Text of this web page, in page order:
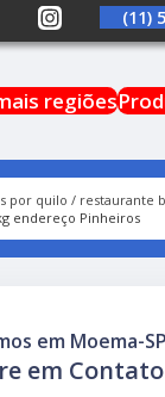
(11)
regiões
por quilo
restaurante
endereço Pinheiros
em Contato
em Moema-SP